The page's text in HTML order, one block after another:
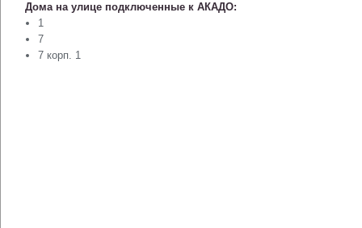
Дома на улице подключенные к АКАДО:
1
7
7 корп. 1